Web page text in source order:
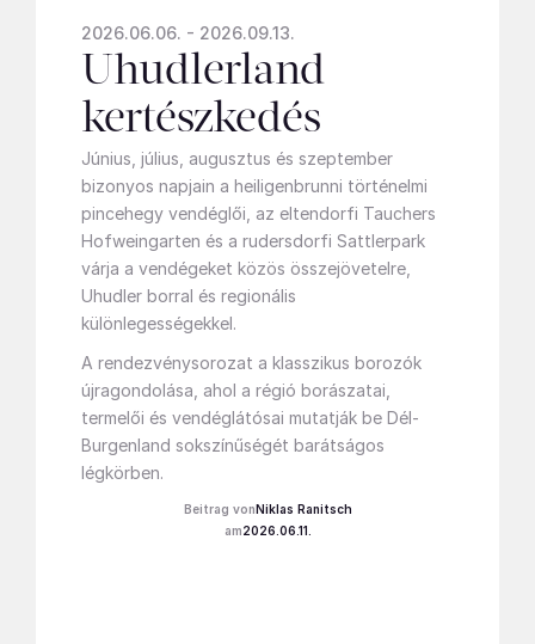
2026.06.06. - 2026.09.13.
Uhudlerland
kertészkedés
Június, július, augusztus és szeptember
bizonyos napjain a heiligenbrunni történelmi
pincehegy vendéglői, az eltendorfi Tauchers
Hofweingarten és a rudersdorfi Sattlerpark
várja a vendégeket közös összejövetelre,
Uhudler borral és regionális
különlegességekkel.
A rendezvénysorozat a klasszikus borozók
újragondolása, ahol a régió borászatai,
termelői és vendéglátósai mutatják be Dél-
Burgenland sokszínűségét barátságos
légkörben.
Niklas Ranitsch
2026.06.11.